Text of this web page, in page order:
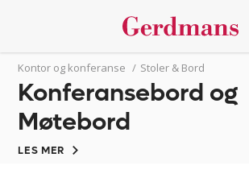
Kontor og konferanse / Stoler & Bord
Konferansebord og
Møtebord
LES MER